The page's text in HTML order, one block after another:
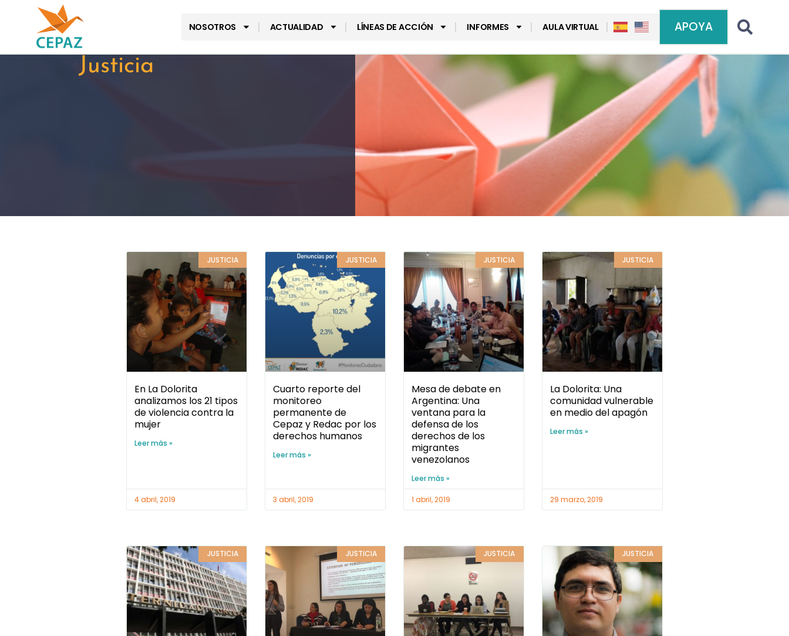
NOSOTROS ACTUALIDAD LÍNEAS DE ACCIÓN INFORMES AULA VIRTUAL APOYA
Justicia
JUSTICIA
En La Dolorita
analizamos los 21 tipos
de violencia contra la
mujer
Leer más »
4 abril, 2019
JUSTICIA
Cuarto reporte del
monitoreo
permanente de
Cepaz y Redac por los
derechos humanos
Leer más »
3 abril, 2019
JUSTICIA
Mesa de debate en
Argentina: Una
ventana para la
defensa de los
derechos de los
migrantes
venezolanos
Leer más »
1 abril, 2019
JUSTICIA
La Dolorita: Una
comunidad vulnerable
en medio del apagón
Leer más »
29 marzo, 2019
JUSTICIA JUSTICIA JUSTICIA JUSTICIA